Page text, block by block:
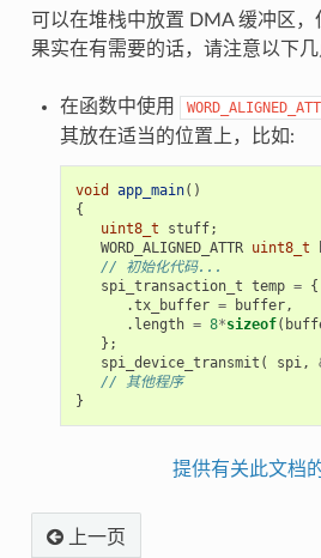
可以在堆栈中放置 DMA 缓冲区，
果实在有需要的话，请注意以下几
在函数中使用
其放在适当的位置上，比如:
void app_main()
{
uint8_t
stuff;
WORD_ALIGNED_ATTR uint8_t
// 初始化代码...
spi_transaction_t temp = {
.tx_buffer = buffer,
. length = 8*sizeof(
};
spi_device_transmit ( spi,
// 其他程序
}
提供有关此文档
上一页